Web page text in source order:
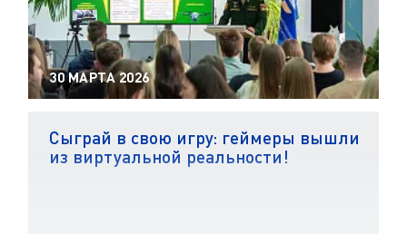
30 МАРТА 2026
Сыграй в свою игру: геймеры вышли
из виртуальной реальности!